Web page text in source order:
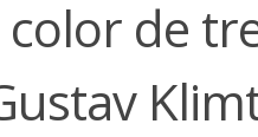
de